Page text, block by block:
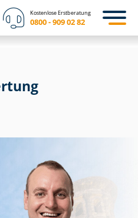
Kostenlose Erstberatung
0800 - 909 02 82